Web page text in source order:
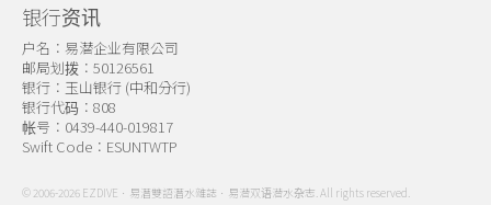
银行资讯
户名：易潜企业有限公司
邮局划拨：50126561
银行：玉山银行 (中和分行)
银行代码：808
帐号：0439-440-019817
Swift Code：ESUNTWTP
© 2006-2026 EZDIVE．易潛雙語潛水雜誌．易潜双语潜水杂志. All rights reserved.